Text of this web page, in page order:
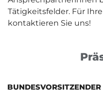
Tätigkeitsfelder. Für
kontaktieren Sie uns!
BUNDESVORSITZENDER